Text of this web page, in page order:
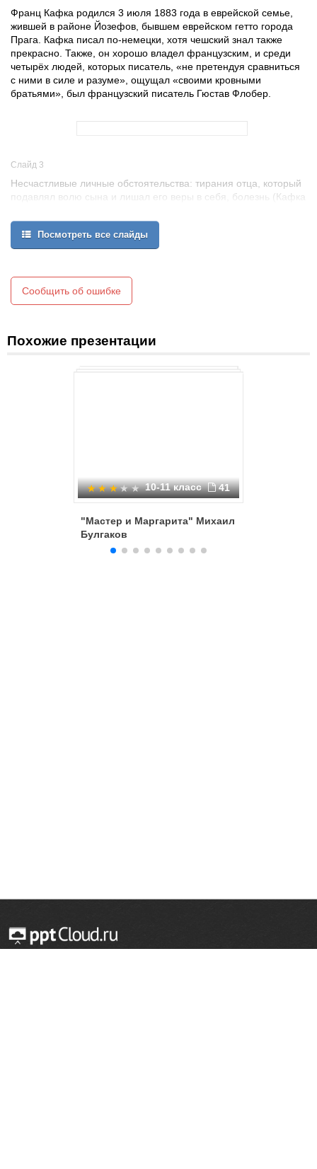
Франц Кафка родился 3 июля 1883 года в еврейской семье,
жившей в районе Йозефов, бывшем еврейском гетто города
Прага. Кафка писал по-немецки, хотя чешский знал также
прекрасно. Также, он хорошо владел французским, и среди
четырёх людей, которых писатель, «не претендуя сравниться
с ними в силе и разуме», ощущал «своими кровными
братьями», был французский писатель Гюстав Флобер.
Слайд 3
Несчастливые личные обстоятельства: тирания отца, который
подавлял волю сына и лишал его веры в себя, болезнь (Кафка
перспектив, – все это усугубляло трагизм мировосприятия
писателя и вело к замкнутости на самом себе, к болезненной
сверхчувствительности и к постоянному самоанализу
Посмотреть все слайды
Сообщить об ошибке
Похожие презентации
10-11 класс 41
"Мастер и Маргарита" Михаил
Булгаков